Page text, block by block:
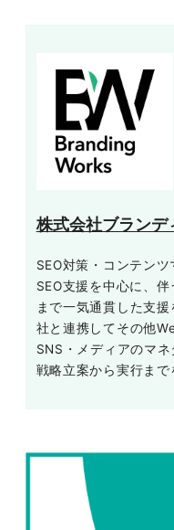
株式会社ブランデ
SEO対策・コンテンツ
SEO支援を中心に、
まで一気通貫した支
社と連携してその他
SNS・メディアのマ
戦略立案から実行まで